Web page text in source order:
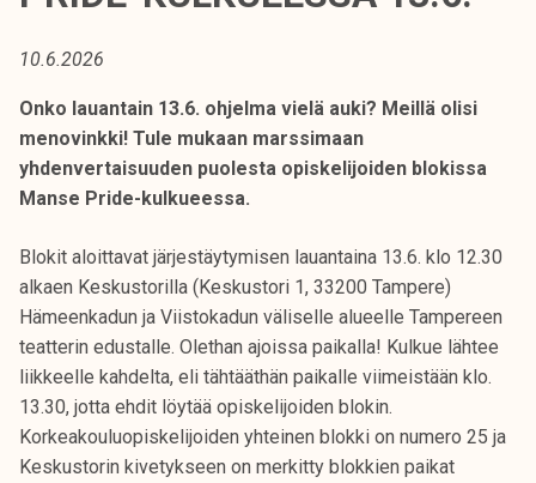
o
r
k
e
k
o
u
l
u
n
o
p
10.6.2026
Onko lauantain 13.6. ohjelma vielä auki? Meillä olisi
menovinkki! Tule mukaan marssimaan
yhdenvertaisuuden puolesta opiskelijoiden blokissa
Manse Pride-kulkueessa.
Blokit aloittavat järjestäytymisen lauantaina 13.6. klo 12.30
alkaen Keskustorilla (Keskustori 1, 33200 Tampere)
Hämeenkadun ja Viistokadun väliselle alueelle Tampereen
teatterin edustalle. Olethan ajoissa paikalla! Kulkue lähtee
liikkeelle kahdelta, eli tähtääthän paikalle viimeistään klo.
13.30, jotta ehdit löytää opiskelijoiden blokin.
Korkeakouluopiskelijoiden yhteinen blokki on numero 25 ja
Keskustorin kivetykseen on merkitty blokkien paikat